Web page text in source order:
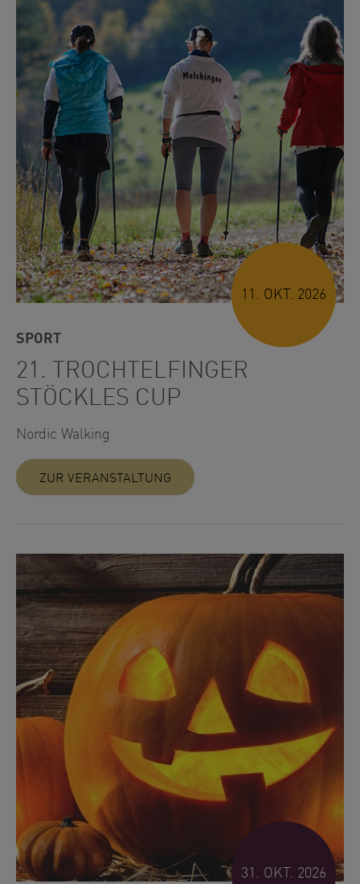
11. OKT. 2026
SPORT
21. TROCHTELFINGER
STÖCKLES CUP
Nordic Walking
ZUR VERANSTALTUNG
31. OKT. 2026